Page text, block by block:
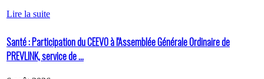
Lire la suite
Santé : Participation du CEEVO à l'Assemblée Générale Ordinaire de
PREVLINK, service de ...